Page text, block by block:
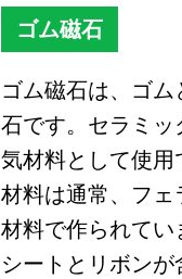
ゴム磁石
ゴム磁石は、ゴ
石です。セラミ
気材料として使
材料は通常、フ
材料で作られてい
シートとリボンが